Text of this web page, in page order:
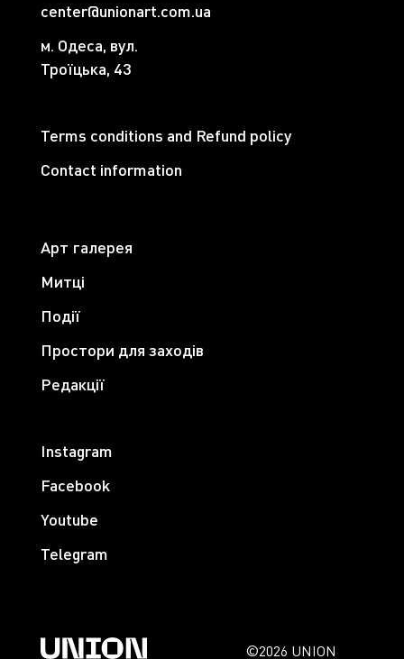
center@unionart.com.ua
м. Одеса, вул.
Троїцька, 43
Terms conditions and Refund policy
Contact information
Арт галерея
Митці
Події
Простори для заходів
Редакції
Instagram
Facebook
Youtube
Telegram
©2026 UNION